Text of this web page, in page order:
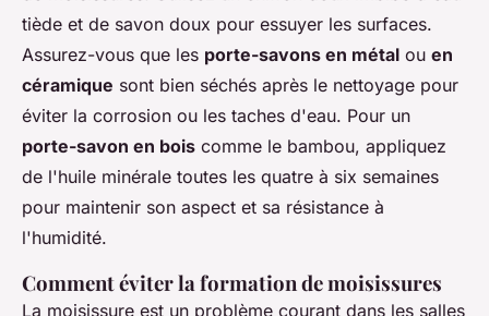
tiède et de savon doux pour essuyer les surfaces.
Assurez-vous que les porte-savons en métal ou en
céramique sont bien séchés après le nettoyage pour
éviter la corrosion ou les taches d'eau. Pour un
porte-savon en bois comme le bambou, appliquez
de l'huile minérale toutes les quatre à six semaines
pour maintenir son aspect et sa résistance à
l'humidité.
Comment éviter la formation de moisissures
La moisissure est un problème courant dans les salles